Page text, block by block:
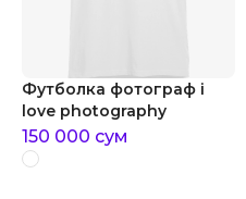
Футболка фотограф i
love photography
150 000 сум